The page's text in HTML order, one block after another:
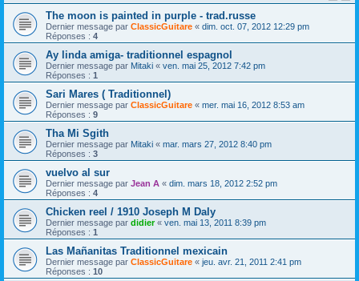
The moon is painted in purple - trad.russe
Dernier message par ClassicGuitare « dim. oct. 07, 2012 12:29 pm
Réponses : 4
Ay linda amiga- traditionnel espagnol
Dernier message par Mitaki « ven. mai 25, 2012 7:42 pm
Réponses : 1
Sari Mares ( Traditionnel)
Dernier message par ClassicGuitare « mer. mai 16, 2012 8:53 am
Réponses : 9
Tha Mi Sgith
Dernier message par Mitaki « mar. mars 27, 2012 8:40 pm
Réponses : 3
vuelvo al sur
Dernier message par Jean A « dim. mars 18, 2012 2:52 pm
Réponses : 4
Chicken reel / 1910 Joseph M Daly
Dernier message par didier« ven. mai 13, 2011 8:39 pm
Réponses : 1
Las Mañanitas Traditionnel mexicain
Dernier message par ClassicGuitare « jeu. avr. 21, 2011 2:41 pm
Réponses : 10